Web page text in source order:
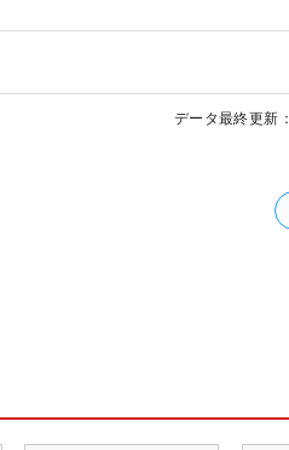
データ最終更新：